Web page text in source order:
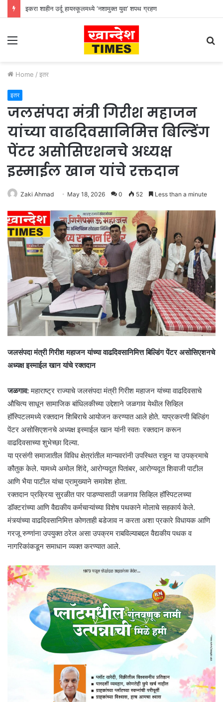
इकरा शाहीन उर्दू हायस्कूलमध्ये ‘नशामुक्त युवा’ शपथ ग्रहण
Menu
Home / इतर
इतर
जलसंपदा मंत्री गिरीश महाजन
यांच्या वाढदिवसानिमित्त बिल्डिंग
पेंटर असोसिएशनचे अध्यक्ष
इस्माईल खान यांचे रक्तदान
Zaki Ahmad May 18, 2026 0 52 Less than a minute
जलसंपदा मंत्री गिरीश महाजन यांच्या वाढदिवसानिमित्त बिल्डिंग पेंटर असोसिएशनचे
अध्यक्ष इस्माईल खान यांचे रक्तदान
​जळगाव:महाराष्ट्र राज्याचे जलसंपदा मंत्री गिरीश महाजन यांच्या वाढदिवसाचे
औचित्य साधून सामाजिक बांधिलकीच्या उद्देशाने जळगाव येथील सिव्हिल
हॉस्पिटलमध्ये रक्तदान शिबिराचे आयोजन करण्यात आले होते. याप्रकरणी बिल्डिंग
पेंटर असोसिएशनचे अध्यक्ष इस्माईल खान यांनी स्वतः रक्तदान करून
वाढदिवसाच्या शुभेच्छा दिल्या.
​या प्रसंगी समाजातील विविध क्षेत्रांतील मान्यवरांनी उपस्थित राहून या उपक्रमाचे
कौतुक केले. यामध्ये अमोल शिंदे, आरोग्यदूत पितांबर, आरोग्यदूत शिवाजी पाटील
आणि भैया पाटील यांचा प्रामुख्याने समावेश होता.
​रक्तदान प्रक्रिया सुरळीत पार पाडण्यासाठी जळगाव सिव्हिल हॉस्पिटलच्या
डॉक्टरांच्या आणि वैद्यकीय कर्मचाऱ्यांच्या विशेष पथकाने मोलाचे सहकार्य केले.
मंत्र्यांच्या वाढदिवसानिमित्त कोणताही बडेजाव न करता अशा प्रकारे विधायक आणि
गरजू रुग्णांना उपयुक्त ठरेल असा उपक्रम राबविल्याबद्दल वैद्यकीय पथक व
नागरिकांकडून समाधान व्यक्त करण्यात आले.